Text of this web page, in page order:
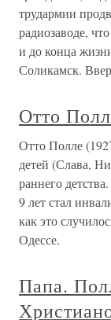
трудармии
радиозаводе,
и до конца
Соликамск.
Отто
Отто Полле
детей (Слава,
раннего
9 лет стал
как это
Одессе.
Папа.